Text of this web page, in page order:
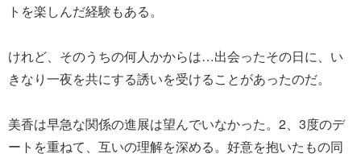
トを楽しんだ経験もある。
けれど、そのうちの何人かからは…出会ったその日に、い
きなり一夜を共にする誘いを受けることがあったのだ。
美香は早急な関係の進展は望んでいなかった。2、3度のデ
ートを重ねて、互いの理解を深める。好意を抱いたもの同